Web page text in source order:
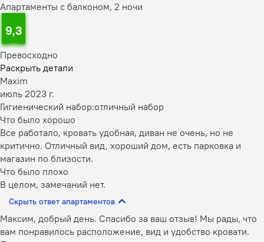
Апартаменты с балконом, 2 ночи
9,3
Превосходно
Раскрыть детали
Maxim
июль 2023 г.
Гигиенический набор:отличный набор
Что было хорошо
Все работало, кровать удобная, диван не очень, но не
критично. Отличный вид, хороший дом, есть парковка и
магазин по близости.
Что было плохо
В целом, замечаний нет.
Скрыть ответ апартаментов
Максим, добрый день. Спасибо за ваш отзыв! Мы рады, что
вам понравилось расположение, вид и удобство кровати.